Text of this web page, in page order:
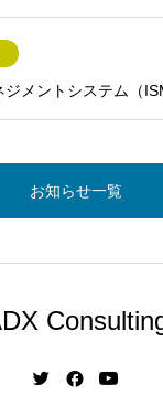
メントシステム（
お知らせ一覧